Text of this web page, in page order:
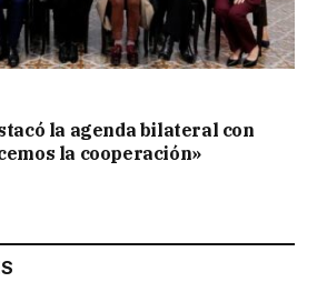
la agenda bilateral con
la cooperación»